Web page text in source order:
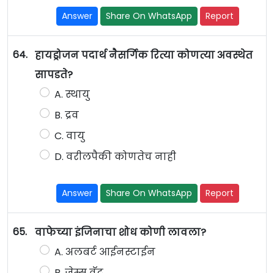
Answer Share On WhatsApp Report
64. हायड्रोजन पदार्थ नैसर्गिक रित्या कोणत्या अवस्थेत
सापडते?
A. स्थायु
B. द्रव
C. वायु
D. वरीलपैकी कोणतेच नाही
Answer Share On WhatsApp Report
65. वाफेच्या इंजिनाचा शोध कोणी लावला?
A. अलबर्ट आईनस्टाईन